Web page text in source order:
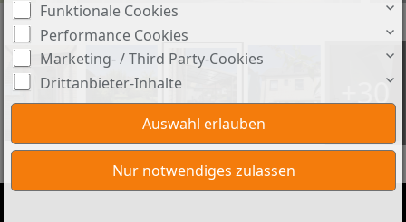
+30
Funktionale Cookies
Performance Cookies
Marketing- / Third Party-Cookies
Drittanbieter-Inhalte